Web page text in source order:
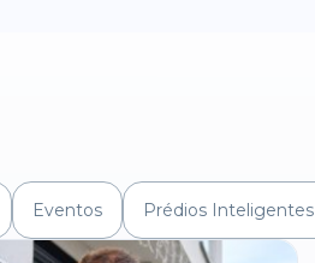
Eventos Prédios Inteligentes